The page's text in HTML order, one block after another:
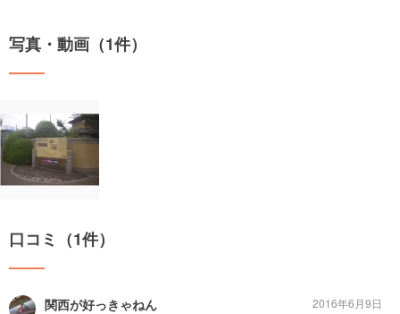
写真・動画（1件）
口コミ（1件）
関西が好っきゃねん
2016年6月9日